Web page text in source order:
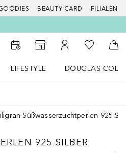
BEAUTY CARD FILIALEN
Zum Storefinder
Zu Meinem
Zu Meiner
LIFESTYLE
DOUGLAS
Süßwasserzuchtperlen 925
925 SILBER